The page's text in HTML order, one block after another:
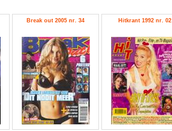
Break out 2005 nr. 34 Hitkrant 1992 nr. 02